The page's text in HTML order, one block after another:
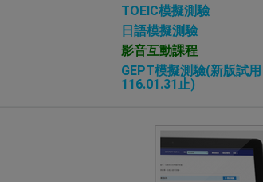
TOEIC模擬測驗
日語模擬測驗
影音互動課程
GEPT模擬測驗(新版試用
116.01.31止)